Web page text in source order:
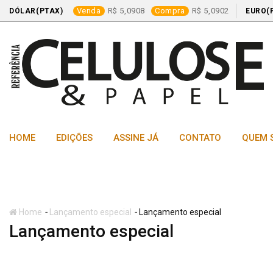
DÓLAR(PTAX) Venda 5,0908 Compra 5,0902
content
HOME EDIÇÕES ASSINE JÁ CONTATO QUEM
Home - Lançamento especial - Lançamento especial
Lançamento especial